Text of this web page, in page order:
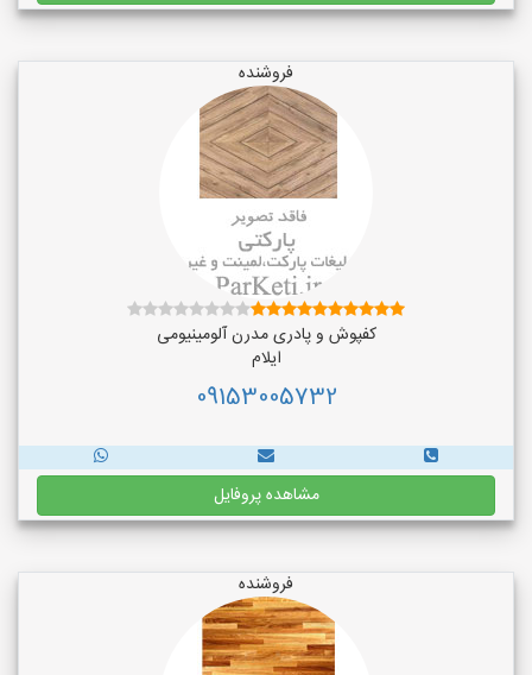
فروشنده
کفپوش و پادری مدرن آلومینیومی
ایلام
09153005732
مشاهده پروفایل
فروشنده